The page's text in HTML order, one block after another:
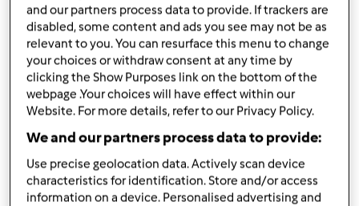
500 gr de Morangos
620 gramas de água
120 gramas de açúcar
2embalagens de gelatina de morango
1 Pacote de Natas
Adicionar à lista de compras
and our partners process data to provide. If trackers are
disabled, some content and ads you see may not be as
relevant to you. You can resurface this menu to change
your choices or withdraw consent at any time by
clicking the Show Purposes link on the bottom of the
webpage .Your choices will have effect within our
Website. For more details, refer to our Privacy Policy.
We and our partners process data to provide:
Use precise geolocation data. Actively scan device
characteristics for identification. Store and/or access
information on a device. Personalised advertising and